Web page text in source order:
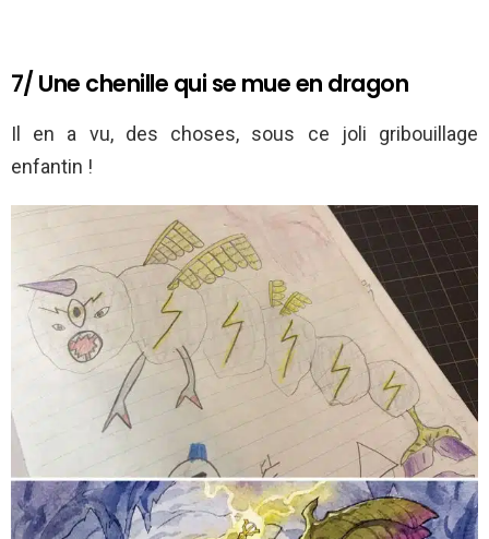
7/ Une chenille qui se mue en dragon
Il en a vu, des choses, sous ce joli gribouillage
enfantin !